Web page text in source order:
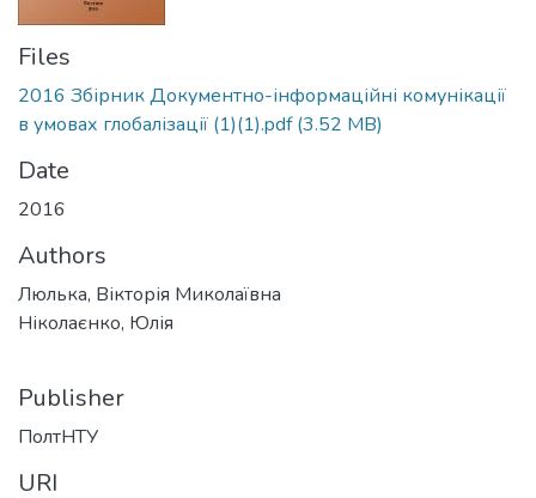
Files
2016 Збірник Документно-інформаційні комунікації
в умовах глобалізації (1)(1).pdf(3.52 MB)
Date
2016
Authors
Люлька, Вікторія Миколаївна
Ніколаєнко, Юлія
Publisher
ПолтНТУ
URI